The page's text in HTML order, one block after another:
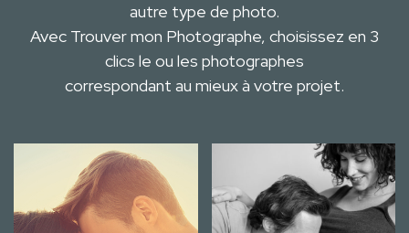
autre type de photo.
Avec Trouver mon Photographe, choisissez en 3
clics le ou les photographes
correspondant au mieux à votre projet.